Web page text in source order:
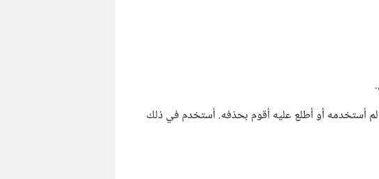
لم أستخدمه أو أطلع عليه أقوم بحذفه. أستخدم في ذلك